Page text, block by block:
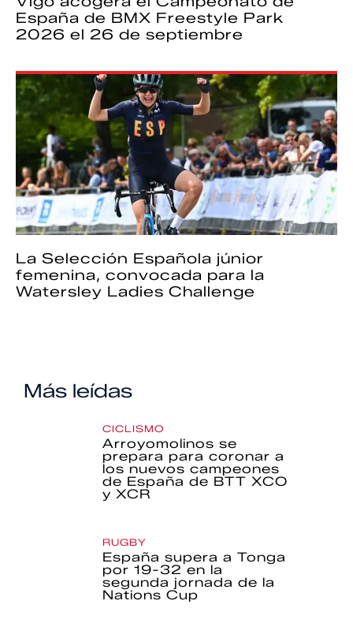
España de BMX Freestyle Park
2026 el 26 de septiembre
La Selección Española júnior
femenina, convocada para la
Watersley Ladies Challenge
Más leídas
CICLISMO
Arroyomolinos se
prepara para coronar a
los nuevos campeones
de España de BTT XCO
y XCR
RUGBY
España supera a Tonga
por 19-32 en la
segunda jornada de la
Nations Cup